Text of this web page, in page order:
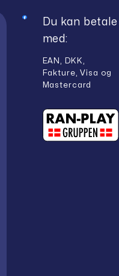
Du kan betale
med:
EAN, DKK,
Fakture, Visa og
Mastercard